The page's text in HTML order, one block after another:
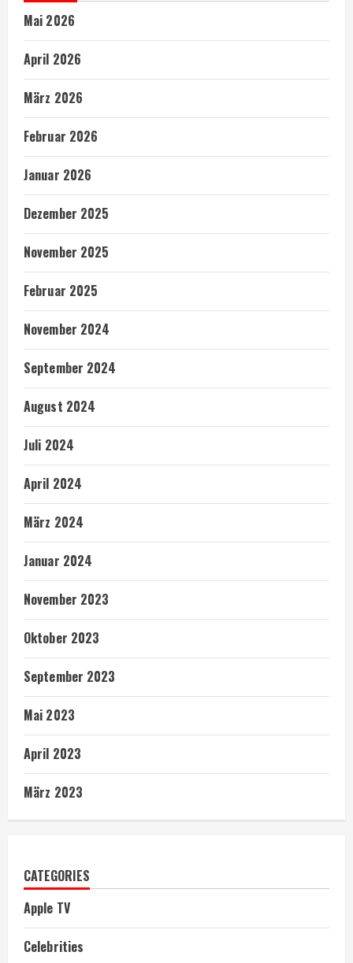
Mai 2026
April 2026
März 2026
Februar 2026
Januar 2026
Dezember 2025
November 2025
Februar 2025
November 2024
September 2024
August 2024
Juli 2024
April 2024
März 2024
Januar 2024
November 2023
Oktober 2023
September 2023
Mai 2023
April 2023
März 2023
CATEGORIES
Apple TV
Celebrities